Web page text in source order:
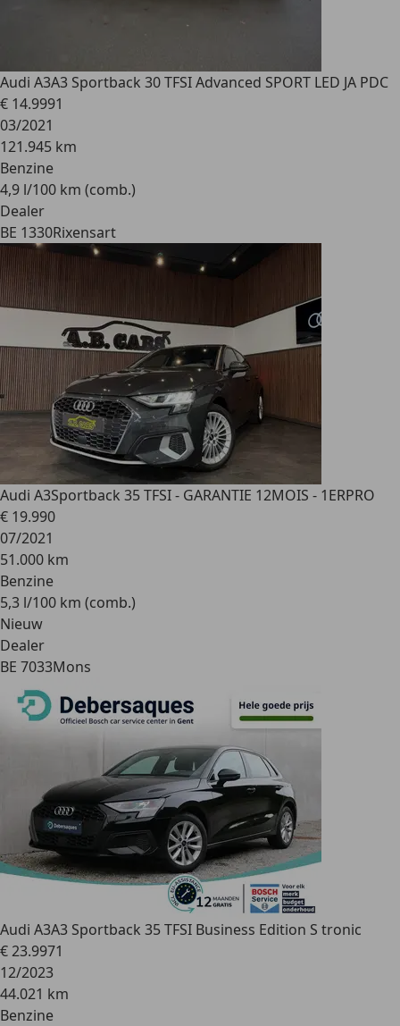
Audi A3A3 Sportback 30 TFSI Advanced SPORT LED JA PDC
€ 14.9991
03/2021
121.945 km
Benzine
4,9 l/100 km (comb.)
Dealer
BE 1330Rixensart
Audi A3Sportback 35 TFSI - GARANTIE 12MOIS - 1ERPRO
€ 19.990
07/2021
51.000 km
Benzine
5,3 l/100 km (comb.)
Nieuw
Dealer
BE 7033Mons
Audi A3A3 Sportback 35 TFSI Business Edition S tronic
€ 23.9971
12/2023
44.021 km
Benzine